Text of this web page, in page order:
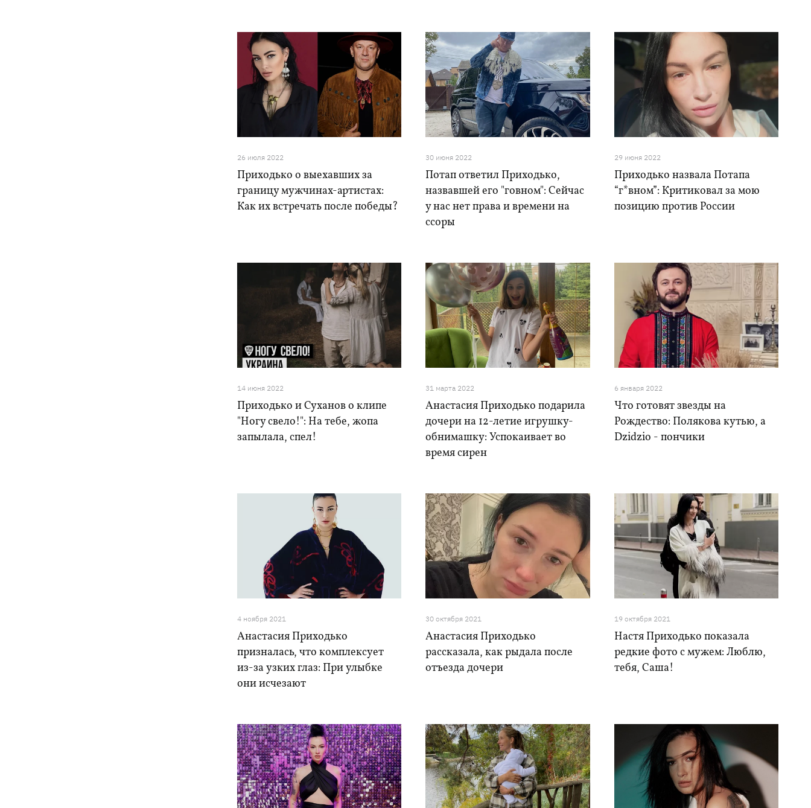
26 июля 2022
Приходько о выехавших за
границу мужчинах-артистах:
Как их встречать после победы?
30 июня 2022
Потап ответил Приходько,
назвавшей его "говном": Сейчас
у нас нет права и времени на
ссоры
29 июня 2022
Приходько назвала Потапа
“г*вном”: Критиковал за мою
позицию против России
14 июня 2022
Приходько и Суханов о клипе
"Ногу свело!": На тебе, жопа
запылала, спел!
31 марта 2022
Анастасия Приходько подарила
дочери на 12-летие игрушку-
обнимашку: Успокаивает во
время сирен
6 января 2022
Что готовят звезды на
Рождество: Полякова кутью, а
Dzidzio - пончики
4 ноября 2021
Анастасия Приходько
призналась, что комплексует
из-за узких глаз: При улыбке
они исчезают
30 октября 2021
Анастасия Приходько
рассказала, как рыдала после
отъезда дочери
19 октября 2021
Настя Приходько показала
редкие фото с мужем: Люблю,
тебя, Саша!